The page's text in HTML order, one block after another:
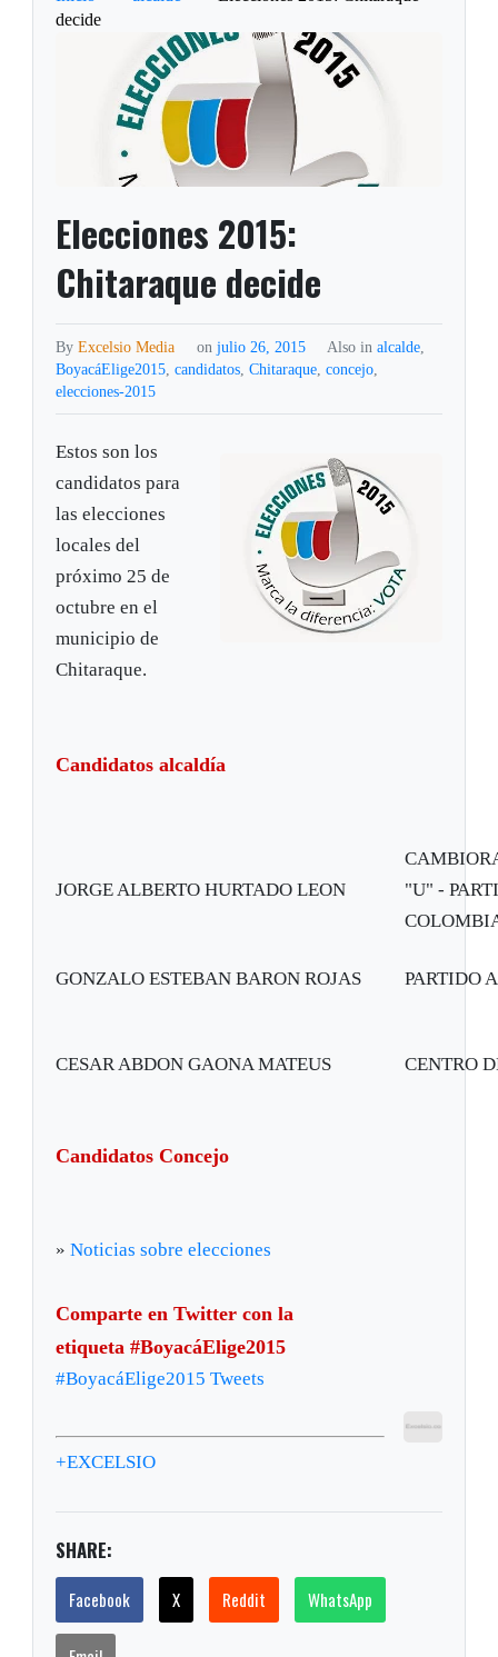
decide
Elecciones 2015:
Chitaraque decide
ByExcelsio Media on julio 26, 2015 Also in alcalde,
BoyacáElige2015,candidatos,Chitaraque,concejo,
elecciones-2015
Estos son los
candidatos para
las elecciones
locales del
próximo 25 de
octubre en el
municipio de
Chitaraque.
Candidatos alcaldía
JORGE ALBERTO HURTADO LEON
"U" -
GONZALO ESTEBAN BARON ROJAS PARTIDO
CESAR ABDON GAONA MATEUS CENTRO
Candidatos Concejo
»Noticias sobre elecciones
Comparte en Twitter con la
etiqueta #BoyacáElige2015
#BoyacáElige2015 Tweets
+EXCELSIO
SHARE:
Facebook X Reddit WhatsApp